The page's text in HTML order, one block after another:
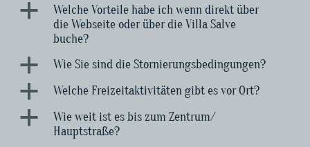
a
Welche Vorteile habe ich wenn direkt über
die Webseite oder über die Villa Salve
buche?
a Wie Sie sind die Stornierungsbedingungen?
a Welche Freizeitaktivitäten gibt es vor Ort?
a
Wie weit ist es bis zum Zentrum/
Hauptstraße?